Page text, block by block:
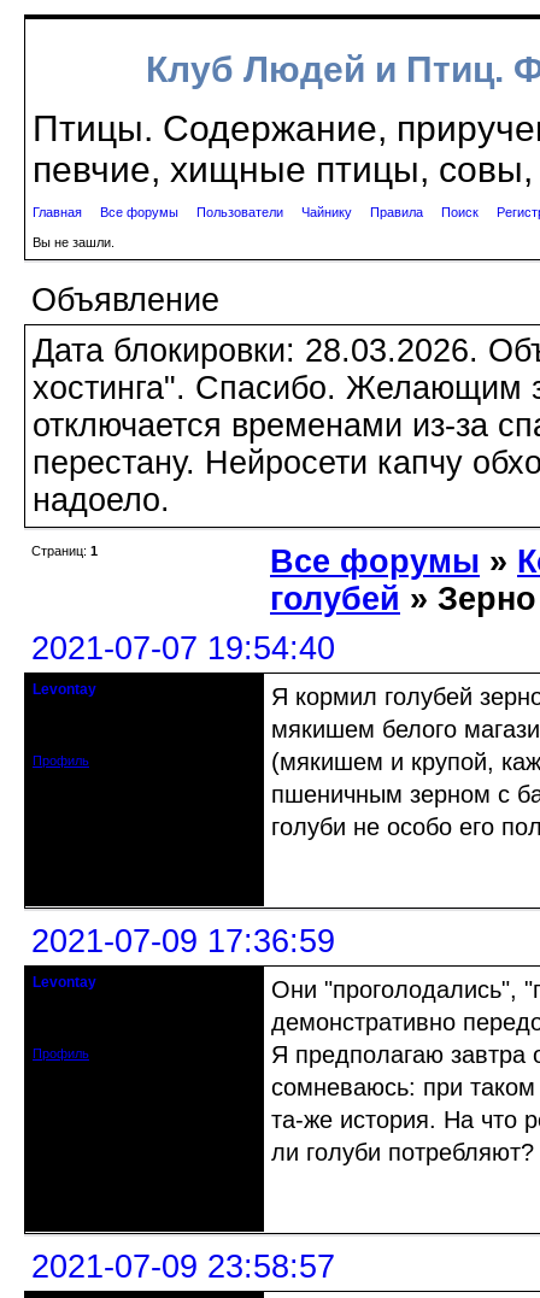
Клуб Людей и Птиц.
Птицы. Содержание,
певчие, хищные птицы, совы,
Главная Все форумы Пользователи Чайнику Правила Поиск
Вы не зашли.
Объявление
Дата блокировки: 28.03.2026.
хостинга". Спасибо. Желающим
отключается временами из-за
перестану. Нейросети капчу
надоело.
Страниц: 1 Все форумы »
голубей »
2021-07-07 19:54:40
Levontay
Профиль
Я кормил голубей
мякишем белого
(мякишем и крупой,
пшеничным зерном с
голуби не особо его
2021-07-09 17:36:59
Levontay
Профиль
Они "проголодались",
демонстративно
Я предполагаю завтра
сомневаюсь: при таком
та-же история. На что
ли голуби потребляют?
2021-07-09 23:58:57